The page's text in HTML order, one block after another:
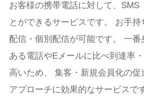
お客様の携帯電話に対して、
とができるサービスです。 お手
配信・個別配信が可能です。 一
ある電話やEメールに比べ到達率
高いため、 集客・新規会員化の
アプローチに効果的なサービスで